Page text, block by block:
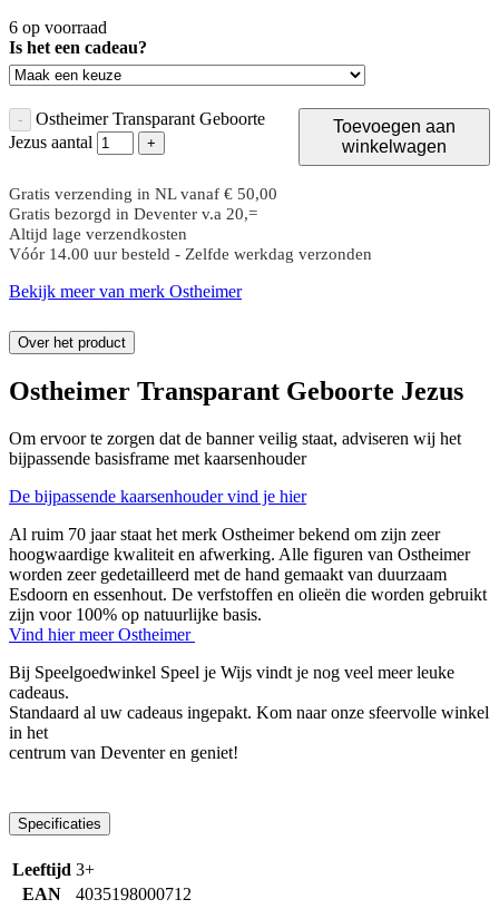
6 op voorraad
Is het een cadeau?
-
Ostheimer Transparant Geboorte
Jezus aantal
+
Toevoegen aan
winkelwagen
Gratis verzending in NL vanaf € 50,00
Gratis bezorgd in Deventer v.a 20,=
Altijd lage verzendkosten
Vóór 14.00 uur besteld - Zelfde werkdag verzonden
Bekijk meer van merk Ostheimer
Over het product
Ostheimer Transparant Geboorte Jezus
Om ervoor te zorgen dat de banner veilig staat, adviseren wij het
bijpassende basisframe met kaarsenhouder
De bijpassende kaarsenhouder vind je hier
Al ruim 70 jaar staat het merk Ostheimer bekend om zijn zeer
hoogwaardige kwaliteit en afwerking. Alle figuren van Ostheimer
worden zeer gedetailleerd met de hand gemaakt van duurzaam
Esdoorn en essenhout. De verfstoffen en olieën die worden gebruikt
zijn voor 100% op natuurlijke basis.
Vind hier meer Ostheimer
Bij Speelgoedwinkel Speel je Wijs vindt je nog veel meer leuke
cadeaus.
Standaard al uw cadeaus ingepakt. Kom naar onze sfeervolle winkel
in het
centrum van Deventer en geniet!
Specificaties
Leeftijd 3+
EAN
4035198000712